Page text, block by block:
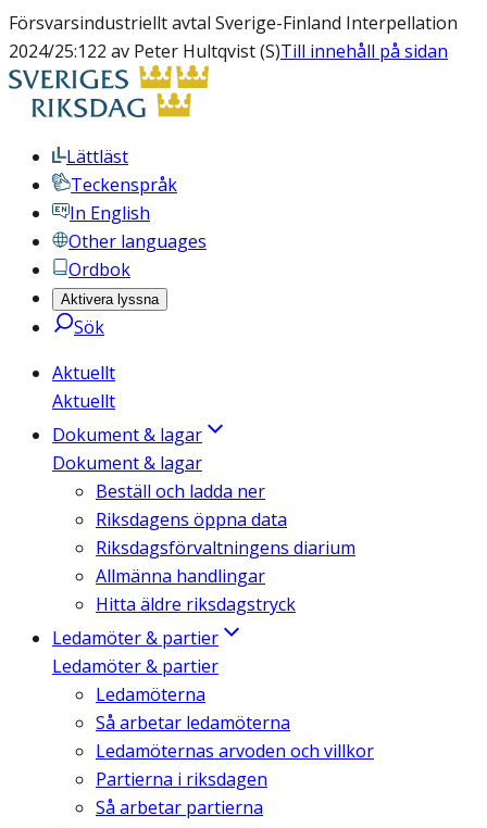
Försvarsindustriellt avtal Sverige-Finland Interpellation
2024/25:122 av Peter Hultqvist (S)Till innehåll på sidan
Lättläst
Teckenspråk
In English
Other languages
Ordbok
Aktivera lyssna
Sök
Aktuellt
Aktuellt
Dokument & lagar
Dokument & lagar
Beställ och ladda ner
Riksdagens öppna data
Riksdagsförvaltningens diarium
Allmänna handlingar
Hitta äldre riksdagstryck
Ledamöter & partier
Ledamöter & partier
Ledamöterna
Så arbetar ledamöterna
Ledamöternas arvoden och villkor
Partierna i riksdagen
Så arbetar partierna